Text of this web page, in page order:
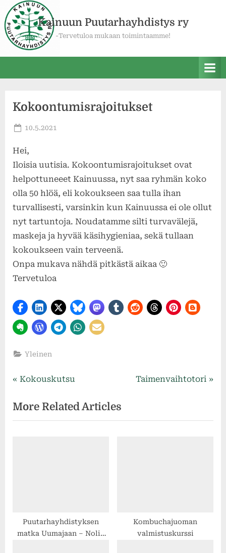
Skip
to
content
Kainuun Puutarhayhdistys ry
-Tervetuloa mukaan toimintaamme!
Kokoontumisrajoitukset
Posted
10.5.2021
Hei,
Iloisia uutisia. Kokoontumisrajoitukset ovat
helpottuneeet Kainuussa, nyt saa ryhmän koko
olla 50 hlöä, eli kokoukseen saa tulla ihan
turvallisesti, varsinkin kun Kainuussa ei ole ollut
nyt tartuntoja. Noudatamme silti turvavälejä,
maskeja ja hyvää käsihygieniaa, sekä tullaan
kokoukseen vain terveenä.
Onpa mukava nähdä pitkästä aikaa 🙂
Tervetuloa
Yleinen
Artikkelien
selaus
P
e
v
s
t
Kokouskutsu
N
t
Taimenvaihtotori
More Related Articles
Puutarhayhdistyksen
matka Uumajaan – Nolia
Kombuchajuoman
valmistuskurssi